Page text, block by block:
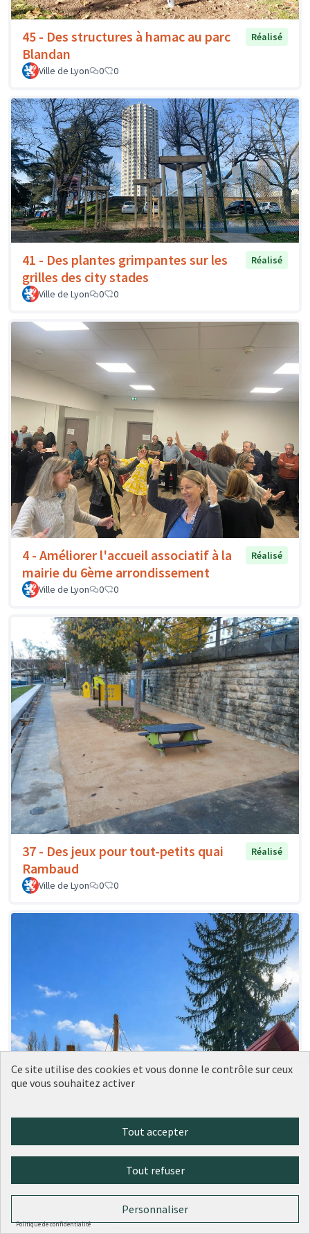
45 - Des structures à hamac au parc
Blandan
Réalisé
Ville de Lyon 0 0
41 - Des plantes grimpantes sur les
grilles des city stades
Réalisé
Ville de Lyon 0 0
4 - Améliorer l'accueil associatif à la
mairie du 6ème arrondissement
Réalisé
Ville de Lyon 0 0
37 - Des jeux pour tout-petits quai
Rambaud
Réalisé
Ville de Lyon 0 0
Ce site utilise des cookies et vous donne le contrôle sur ceux
que vous souhaitez activer
Tout accepter
Tout refuser
Personnaliser
Politique de confidentialité